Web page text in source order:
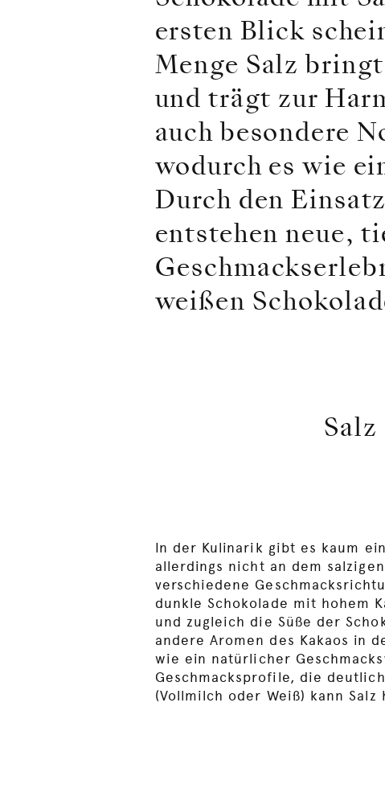
ersten Blick
Menge Salz
und trägt zur
auch besondere
wodurch es wie
Durch den
entstehen neue,
weißen
In der Kulinarik gibt es kaum
allerdings nicht an dem
verschiedene
dunkle Schokolade mit hohem
und zugleich die Süße der
andere Aromen des Kakaos in
wie ein natürlicher
Geschmacksprofile, die
(Vollmilch oder Weiß) kann